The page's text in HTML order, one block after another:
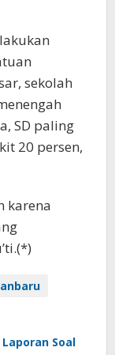
sekolah
SD paling
20 persen,
karena
Laporan Soal